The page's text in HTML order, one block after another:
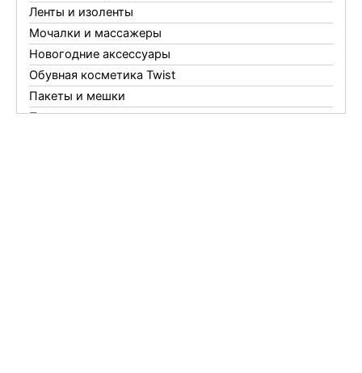
Ленты и изоленты
Мочалки и массажеры
Новогодние аксессуары
Обувная косметика Twist
Пакеты и мешки
Перчатки